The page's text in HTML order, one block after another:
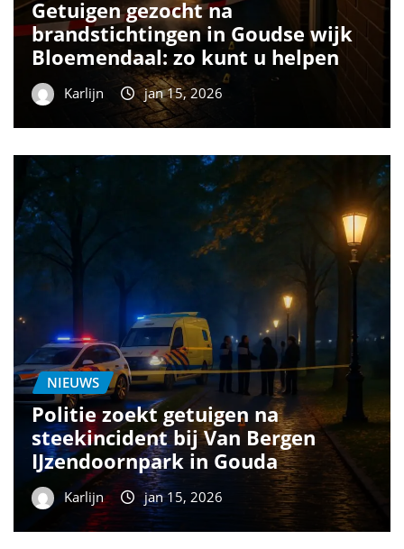
Getuigen gezocht na
brandstichtingen in Goudse wijk
Bloemendaal: zo kunt u helpen
Karlijn jan 15, 2026
NIEUWS
Politie zoekt getuigen na
steekincident bij Van Bergen
IJzendoornpark in Gouda
Karlijn jan 15, 2026